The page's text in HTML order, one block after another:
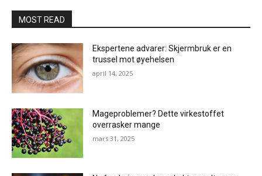
MOST READ
Ekspertene advarer: Skjermbruk er en
trussel mot øyehelsen
april 14, 2025
Mageproblemer? Dette virkestoffet
overrasker mange
mars 31, 2025